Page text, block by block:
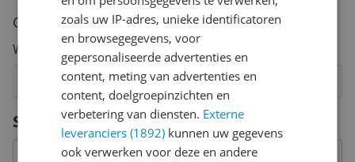
Specificaties
Cijfer
Welk cijfer geef jij dit product?
7
6
5
4
3
2
Vraag 1 van 4
zoals uw IP-adres, unieke identificatoren
en browsegegevens, voor
gepersonaliseerde advertenties en
content, meting van advertenties en
content, doelgroepinzichten en
verbetering van diensten. Externe
leveranciers (1892) kunnen uw gegevens
ook verwerken voor deze en andere